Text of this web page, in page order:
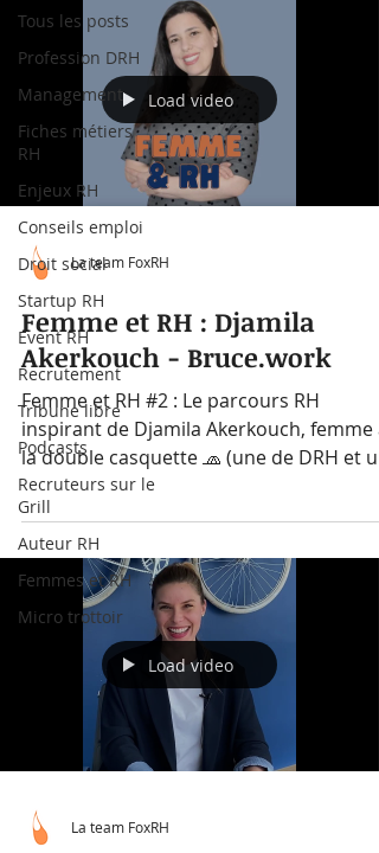
Tous les posts
Profession DRH
Management
Fiches métiers
RH
Enjeux RH
Conseils emploi
Droit social
Startup RH
Event RH
Recrutement
Tribune libre
Podcasts
Recruteurs sur le
Grill
Auteur RH
Femmes et RH
Micro trottoir
Load video
La team FoxRH
Femme et RH : Djamila
Akerkouch - Bruce.work
Femme et RH #2 : Le parcours RH
inspirant de Djamila Akerkouch, femme à
la double casquette 🧢 (une de DRH et
de super maman😉)...
Load video
La team FoxRH